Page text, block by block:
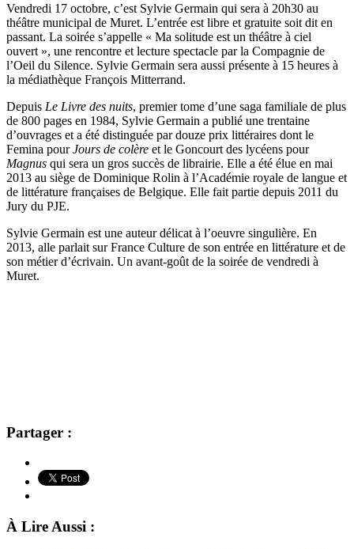
Vendredi 17 octobre, c’est Sylvie Germain qui sera à 20h30 au
théâtre municipal de Muret. L’entrée est libre et gratuite soit dit en
passant. La soirée s’appelle « Ma solitude est un théâtre à ciel
ouvert », une rencontre et lecture spectacle par la Compagnie de
l’Oeil du Silence. Sylvie Germain sera aussi présente à 15 heures à
la médiathèque François Mitterrand.
Depuis Le Livre des nuits, premier tome d’une saga familiale de plus
de 800 pages en 1984, Sylvie Germain a publié une trentaine
d’ouvrages et a été distinguée par douze prix littéraires dont le
Femina pourJours de colère et le Goncourt des lycéens pour
Magnus qui sera un gros succès de librairie. Elle a été élue en mai
2013 au siège de Dominique Rolin à l’Académie royale de langue et
de littérature françaises de Belgique. Elle fait partie depuis 2011 du
Jury du PJE.
Sylvie Germain est une auteur délicat à l’oeuvre singulière. En
2013, alle parlait sur France Culture de son entrée en littérature et de
son métier d’écrivain. Un avant-goût de la soirée de vendredi à
Muret.
Partager :
À Lire Aussi :